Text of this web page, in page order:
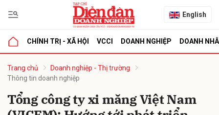
English
CHÍNH TRỊ - XÃ HỘI VCCI DOANH NGHIỆP DOANH
Trang chủ
Doanh nghiệp - Thị trường
Thông tin doanh nghiệp
Tổng công ty xi măng Việt Nam
luận